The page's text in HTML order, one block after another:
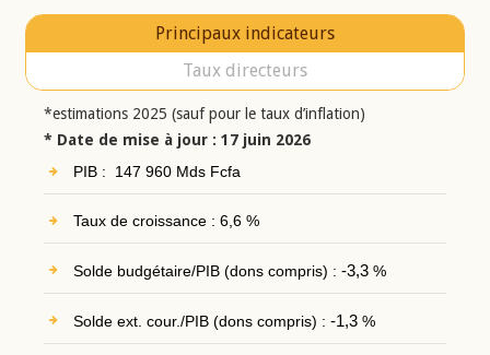
Principaux indicateurs
Taux directeurs
*estimations 2025 (sauf pour le taux d’inflation)
* Date de mise à jour : 17 juin 2026
PIB : 147 960 Mds Fcfa
Taux de croissance : 6,6 %
Solde budgétaire/PIB (dons compris) : -3,3%
Solde ext. cour./PIB (dons compris) : -1,3%